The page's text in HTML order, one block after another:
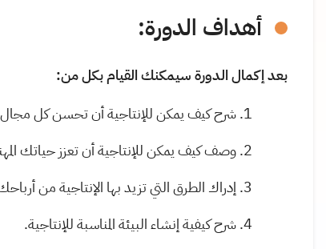
أهداف الدورة:
بعد إكمال الدورة سيمكنك القيام بكل من:
شرح كيف يمكن للإنتاجية أن تحسن كل
وصف كيف يمكن للإنتاجية أن تعزز حياتك
إدراك الطرق التي تزيد بها الإنتاجية من
شرح كيفية إنشاء البيئة المناسبة للإنتاجية.